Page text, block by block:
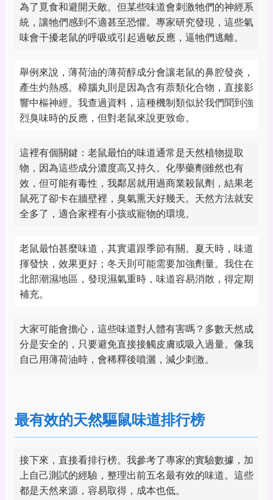
為了覓食和避開天敵。但某些味道會刺激牠們的神經系
統，讓牠們感到不適甚至恐懼。專家研究發現，這些氣
味會干擾老鼠的呼吸或引起過敏反應，逼牠們逃離。
舉例來說，薄荷油的薄荷醇成分會讓老鼠的鼻腔發炎，
產生灼熱感。樟腦丸則是因為含有萘類化合物，直接影
響中樞神經。我查過資料，這種機制類似於我們聞到強
烈臭味時的反應，但對老鼠來說更致命。
這裡有個關鍵：老鼠最怕的味道通常是天然植物提取
物，因為這些成分濃度高又持久。化學藥劑雖然也有
效，但可能有毒性，我鄰居就用過商業殺鼠劑，結果老
鼠死了卻卡在牆壁裡，臭氣熏天好幾天。天然方法就安
全多了，適合家裡有小孩或寵物的環境。
老鼠最怕甚麼味道，其實還跟季節有關。夏天時，味道
揮發快，效果更好；冬天則可能需要加強劑量。我住在
北部潮濕地區，發現濕氣重時，味道容易消散，得定期
補充。
大家可能會擔心，這些味道對人體有害嗎？多數天然成
分是安全的，只要避免直接接觸皮膚或吸入過量。像我
自己用薄荷油時，會稀釋後噴灑，減少刺激。
最有效的天然驅鼠味道排行榜
接下來，直接看排行榜。我參考了專家的實驗數據，加
上自己測試的經驗，整理出前五名最有效的味道。這些
都是天然來源，容易取得，成本也低。